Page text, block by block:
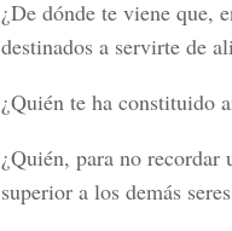
¿De dónde te viene que,
destinados a servirte de
¿Quién te ha constituido
¿Quién, para no recordar
superior a los demás